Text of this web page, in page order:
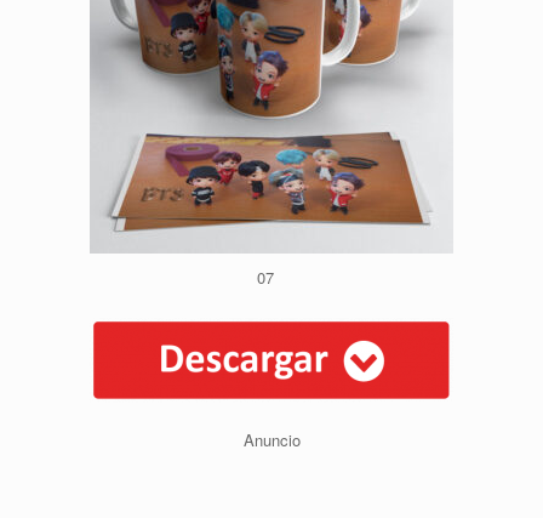
07
Anuncio